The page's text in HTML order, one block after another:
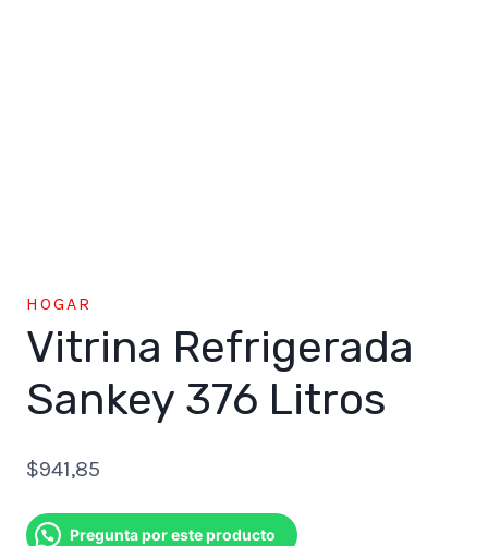
HOGAR
Vitrina Refrigerada
Sankey 376 Litros
$941,85
Pregunta por este producto